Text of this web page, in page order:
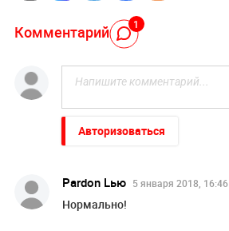
Комментарий 1
Авторизоваться
Pardon Lью 5 января 2018, 16:46
Нормально!